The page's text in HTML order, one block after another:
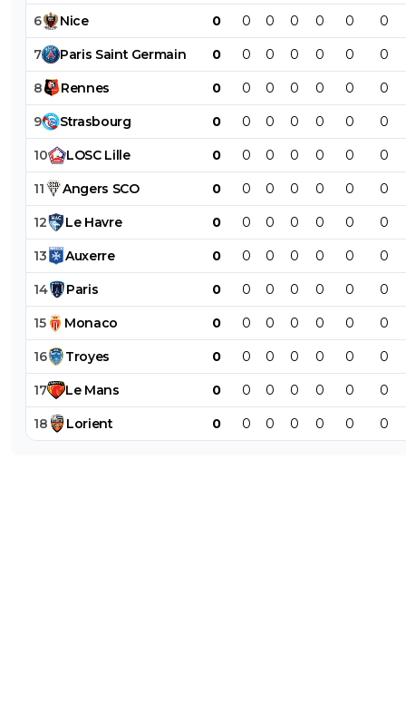
6 Nice 0 0 0 0 0 0 0
7 Paris Saint Germain 0 0 0 0 0 0 0
8 Rennes 0 0 0 0 0 0 0
9 Strasbourg 0 0 0 0 0 0 0
10 LOSC Lille 0 0 0 0 0 0 0
11 Angers SCO 0 0 0 0 0 0 0
12 Le Havre 0 0 0 0 0 0 0
13 Auxerre 0 0 0 0 0 0 0
14 Paris 0 0 0 0 0 0 0
15 Monaco 0 0 0 0 0 0 0
16 Troyes 0 0 0 0 0 0 0
17 Le Mans 0 0 0 0 0 0 0
18 Lorient 0 0 0 0 0 0 0